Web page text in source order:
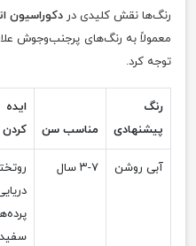
رنگ‌ها نقش کلیدی دردکوراسیون
معمولاً به رنگ‌های پرجنب‌وجوش
توجه کرد.
رنگ
پیشنهادی
مناسب سن
کردن
آبی روشن ۳-۷ سال
سفید